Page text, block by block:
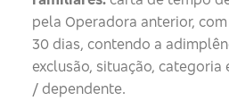
pela Operadora anterior,
30 dias, contendo a
exclusão, situação,
/ dependente.